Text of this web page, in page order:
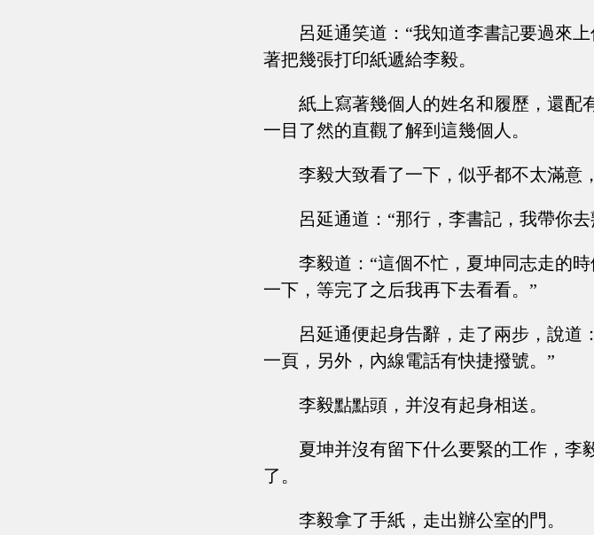
呂延通笑道：“我知道李書記要過來
著把幾張打印紙遞給李毅。
紙上寫著幾個人的姓名和履歷，還配
一目了然的直觀了解到這幾個人。
李毅大致看了一下，似乎都不太滿意
呂延通道：“那行，李書記，我帶你
李毅道：“這個不忙，夏坤同志走的
一下，等完了之后我再下去看看。”
呂延通便起身告辭，走了兩步，說道
一頁，另外，內線電話有快捷撥號。”
李毅點點頭，并沒有起身相送。
夏坤并沒有留下什么要緊的工作，李
了。
李毅拿了手紙，走出辦公室的門。